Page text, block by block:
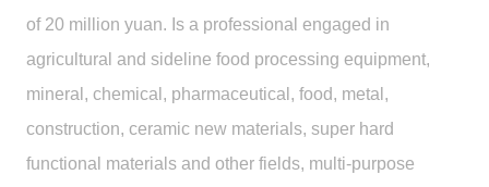
of 20 million yuan. Is a professional engaged in
agricultural and sideline food processing equipment,
mineral, chemical, pharmaceutical, food, metal,
construction, ceramic new materials, super hard
functional materials and other fields, multi-purpose